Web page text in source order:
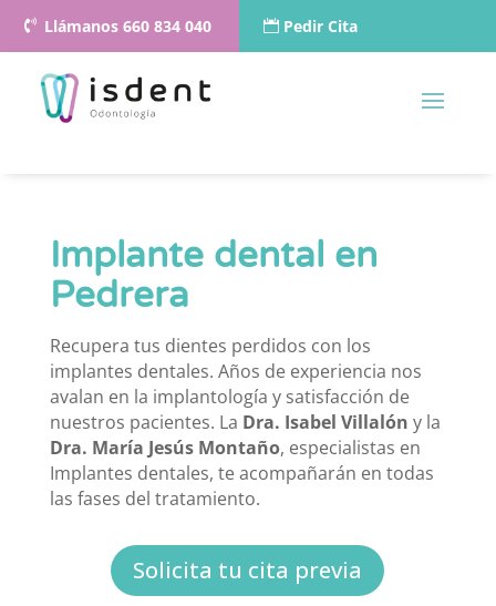
Llámanos 660 834 040 Pedir Cita
Implante dental en
Pedrera
Recupera tus dientes perdidos con los
implantes dentales. Años de experiencia nos
avalan en la implantología y satisfacción de
nuestros pacientes. La Dra. Isabel Villalón y la
Dra. María Jesús Montaño, especialistas en
Implantes dentales, te acompañarán en todas
las fases del tratamiento.
Solicita tu cita previa